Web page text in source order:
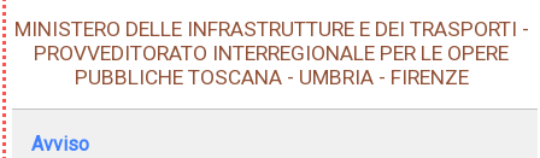
MINISTERO DELLE INFRASTRUTTURE E DEI TRASPORTI -
PROVVEDITORATO INTERREGIONALE PER LE OPERE
PUBBLICHE TOSCANA - UMBRIA - FIRENZE
Avviso